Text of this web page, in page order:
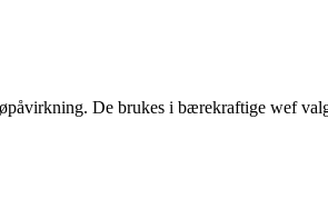
De brukes i bærekraftige wef